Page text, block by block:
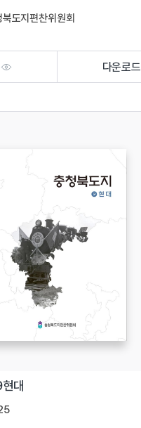
도지편찬위원회
다운로드
대